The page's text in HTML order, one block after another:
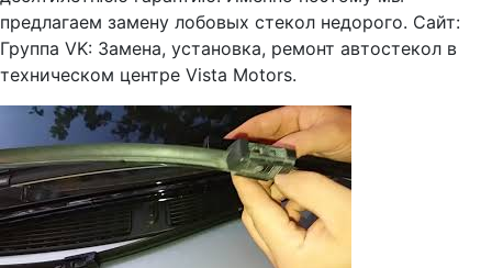
предлагаем замену лобовых стекол недорого. Сайт:
Группа VK: Замена, установка, ремонт автостекол в
техническом центре Vista Motors.